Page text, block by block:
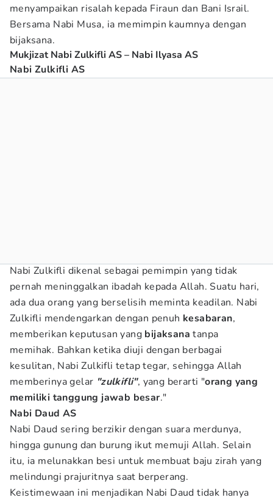
menyampaikan risalah kepada Firaun dan Bani Israil.
Bersama Nabi Musa, ia memimpin kaumnya dengan
bijaksana.
Mukjizat Nabi Zulkifli AS – Nabi Ilyasa AS
Nabi Zulkifli AS
Nabi Zulkifli dikenal sebagai pemimpin yang tidak
pernah meninggalkan ibadah kepada Allah. Suatu hari,
ada dua orang yang berselisih meminta keadilan. Nabi
Zulkifli mendengarkan dengan penuh kesabaran,
memberikan keputusan yang bijaksana tanpa
memihak. Bahkan ketika diuji dengan berbagai
kesulitan, Nabi Zulkifli tetap tegar, sehingga Allah
memberinya gelar "zulkifli", yang berarti "orang yang
memiliki tanggung jawab besar."
Nabi Daud AS
Nabi Daud sering berzikir dengan suara merdunya,
hingga gunung dan burung ikut memuji Allah. Selain
itu, ia melunakkan besi untuk membuat baju zirah yang
melindungi prajuritnya saat berperang.
Keistimewaan ini menjadikan Nabi Daud tidak hanya